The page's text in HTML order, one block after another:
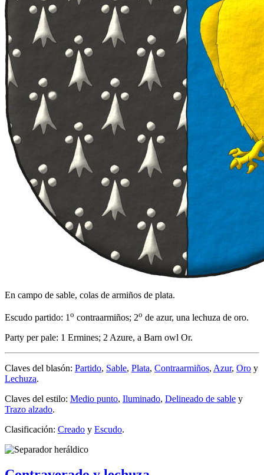
En campo de sable, colas de armiños de plata.
Escudo partido: 1 o contraarmiños; 2o de azur, una lechuza de oro.
Party per pale: 1 Ermines; 2 Azure, a Barn owl Or.
Claves del blasón: Partido, Sable, Plata, Contraarmiños, Azur, Oro y
Lechuza.
Claves del estilo: Medio punto, Iluminado, Delineado de sable y
Trazo alzado.
Clasificación: Creado y Escudo.